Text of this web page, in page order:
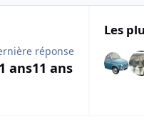
réponse
ans11 ans
Les
topic overview